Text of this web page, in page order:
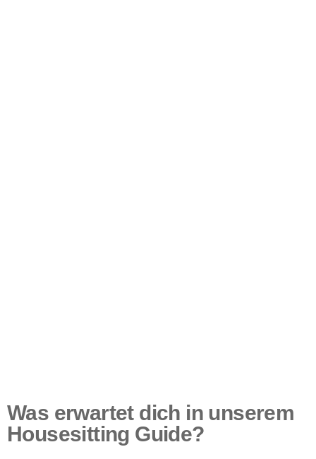
Was erwartet dich in unserem
Housesitting Guide?